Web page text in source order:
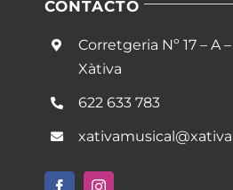
CONTACTO
Corretgeria Nº 17 – A
Xàtiva
622 633 783